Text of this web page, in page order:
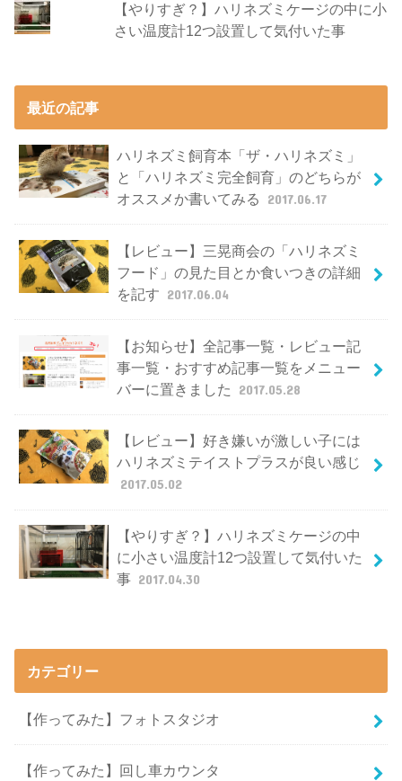
【やりすぎ？】ハリネズミケージの中に小
さい温度計12つ設置して気付いた事
最近の記事
ハリネズミ飼育本「ザ・ハリネズミ」
と「ハリネズミ完全飼育」のどちらが
オススメか書いてみる
2017.06.17
【レビュー】三晃商会の「ハリネズミ
フード」の見た目とか食いつきの詳細
を記す 2017.06.04
【お知らせ】全記事一覧・レビュー記
事一覧・おすすめ記事一覧をメニュー
バーに置きました
2017.05.28
【レビュー】好き嫌いが激しい子には
ハリネズミテイストプラスが良い感じ
2017.05.02
【やりすぎ？】ハリネズミケージの中
に小さい温度計12つ設置して気付いた
事 2017.04.30
カテゴリー
【作ってみた】フォトスタジオ
【作ってみた】回し車カウンタ